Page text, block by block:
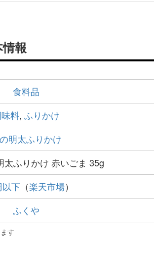
報
食料品
料, ふりかけ
明太ふりかけ
太ふりかけ 赤いごま 35g
下 （楽天市場）
ふくや
す